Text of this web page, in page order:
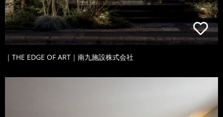
｜THE EDGE OF ART｜南九施設株式会社